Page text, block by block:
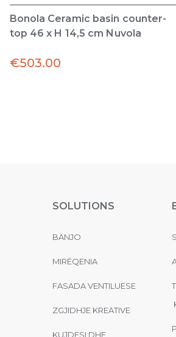
Bonola Ceramic basin counter-
top 46 x H 14,5 cm Nuvola
€503.00
SOLUTIONS
BANJO
MIRËQENIA
FASADA VENTILUESE
ZGJIDHJE KREATIVE
KUJDESI DHE